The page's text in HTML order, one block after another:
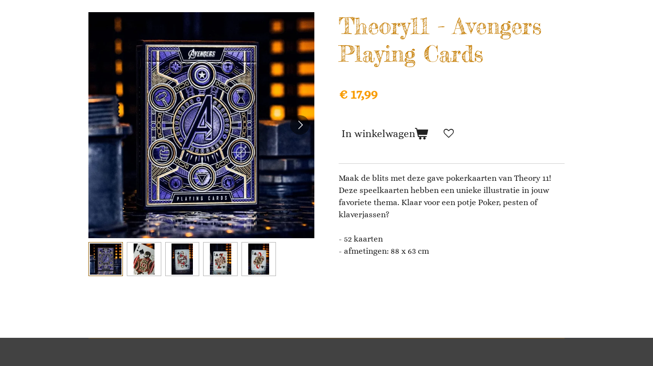
Theory11 - Avengers
Playing Cards
€ 17,99
In winkelwagen
Maak de blits met deze gave pokerkaarten van Theory 11!
Deze speelkaarten hebben een unieke illustratie in jouw
favoriete thema. Klaar voor een potje Poker, pesten of
klaverjassen?
- 52 kaarten
- afmetingen: 88 x 63 cm